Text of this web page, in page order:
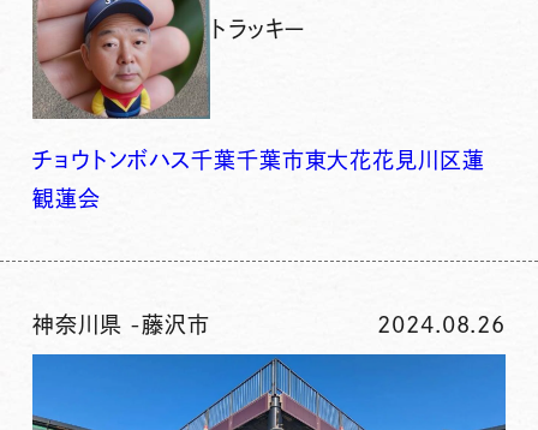
トラッキー
チョウトンボハス千葉千葉市東大花花見川区蓮
観蓮会
神奈川県 -藤沢市 2024.08.26